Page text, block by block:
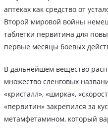
аптеках как средство от
Второй мировой войны
таблетки первитина для
первые месяцы боевых
В дальнейшем вещество
множество сленговых
«кристалл», «ширка»,
«первитин» закрепился за
метамфетамином, который